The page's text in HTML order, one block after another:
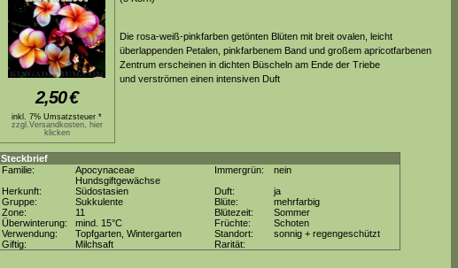
2,50€
inkl. 7% Umsatzsteuer *
zzgl.Versandkosten, hier
klicken
Die rosa-weiß-pinkfarben getönten Blüten mit breit ovalen, leicht
überlappenden Petalen, pinkfarbenem Band und großem apricotfarbenen
Zentrum erscheinen in dichten Büscheln am Ende der Triebe
und verströmen einen intensiven Duft
Steckbrief
Familie:
Apocynaceae
Hundsgiftgewächse
Immergrün:
nein
Herkunft:
Südostasien Duft:
ja
Gruppe:
Sukkulente Blüte:
mehrfarbig
Zone:
11 Blütezeit:
Sommer
Überwinterung:
mind. 15°C Früchte:
Schoten
Verwendung:
Topfgarten, Wintergarten Standort:
sonnig + regengeschützt
Giftig:
Milchsaft Rarität: